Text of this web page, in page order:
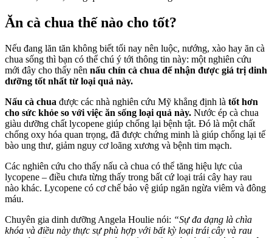
Ăn cà chua thế nào cho tốt?
Nếu đang lăn tăn không biết tối nay nên luộc, nướng, xào hay ăn cà
chua sống thì bạn có thể chú ý tới thông tin này: một nghiên cứu
mới đây cho thấy nên nấu chín cà chua để nhận được giá trị dinh
dưỡng tốt nhất từ loại quả này.
Nấu cà chua được các nhà nghiên cứu Mỹ khẳng định là tốt hơn
cho sức khỏe so với việc ăn sống loại quả này. Nước ép cà chua
giàu dưỡng chất lycopene giúp chống lại bệnh tật. Đó là một chất
chống oxy hóa quan trọng, đã được chứng minh là giúp chống lại tế
bào ung thư, giảm nguy cơ loãng xương và bệnh tim mạch.
Các nghiên cứu cho thấy nấu cà chua có thể tăng hiệu lực của
lycopene – điều chưa từng thấy trong bất cứ loại trái cây hay rau
nào khác. Lycopene có cơ chế bảo vệ giúp ngăn ngừa viêm và đông
máu.
Chuyên gia dinh dưỡng Angela Houlie nói: “Sự đa dạng là chìa
khóa và điều này thực sự phù hợp với bất kỳ loại trái cây và rau